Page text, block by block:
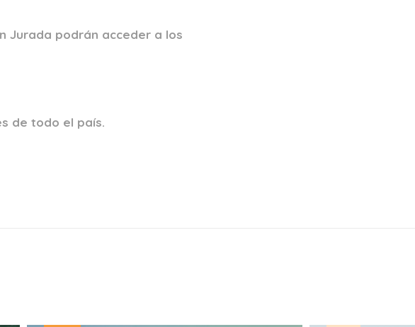
Jurada podrán acceder a los
de todo el país.